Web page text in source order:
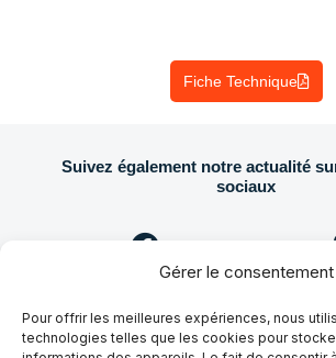
Gérer le consentement
Pour offrir les meilleures expériences, nous
technologies telles que les cookies pour
Fiche Technique
Suivez également notre actualité
sociaux
Facebook
YouTube